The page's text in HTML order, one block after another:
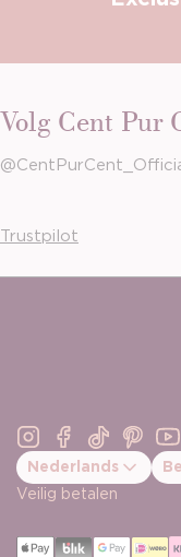
Volg Cent Pur
Trustpilot
Instagram
Facebook
TikTok
Nederlands
Veilig betalen